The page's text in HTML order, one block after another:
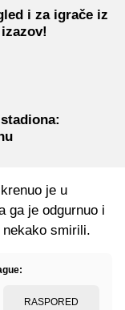
i za igrače iz
je u
ga je odgurnuo i
smirili.
RASPORED